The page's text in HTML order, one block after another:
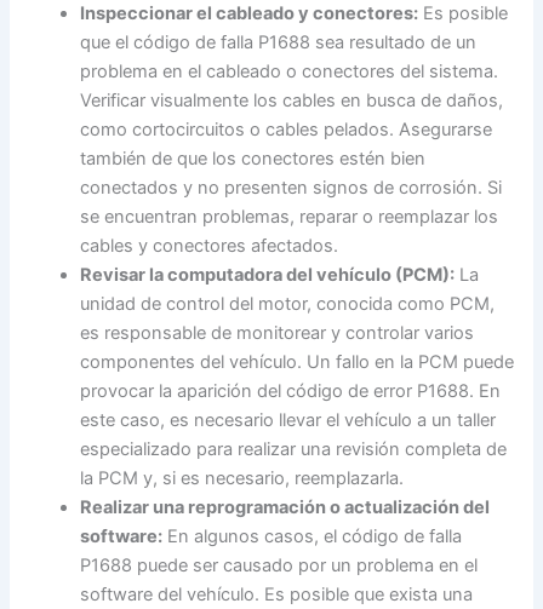
Inspeccionar el cableado y conectores: Es posible
que el código de falla P1688 sea resultado de un
problema en el cableado o conectores del sistema.
Verificar visualmente los cables en busca de daños,
como cortocircuitos o cables pelados. Asegurarse
también de que los conectores estén bien
conectados y no presenten signos de corrosión. Si
se encuentran problemas, reparar o reemplazar los
cables y conectores afectados.
Revisar la computadora del vehículo (PCM): La
unidad de control del motor, conocida como PCM,
es responsable de monitorear y controlar varios
componentes del vehículo. Un fallo en la PCM puede
provocar la aparición del código de error P1688. En
este caso, es necesario llevar el vehículo a un taller
especializado para realizar una revisión completa de
la PCM y, si es necesario, reemplazarla.
Realizar una reprogramación o actualización del
software: En algunos casos, el código de falla
P1688 puede ser causado por un problema en el
software del vehículo. Es posible que exista una